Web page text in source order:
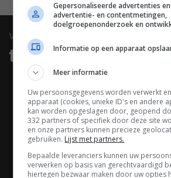
video
trailers & clips
TRAILER
Gepersonaliseerde advertenties
advertentie- en contentmetingen,
doelgroepenonderzoek en
Informatie op een apparaat
Meer informatie
Uw persoonsgegevens worden verwerkt
apparaat (cookies, unieke ID's en andere
kan worden opgeslagen door, geopend
332 partners of specifiek door deze site
en onze partners kunnen precieze
gebruiken. Lijst met partners.
Bepaalde leveranciers kunnen uw
verwerken op basis van gerechtvaardigd
hiertegen bezwaar maken door uw opties